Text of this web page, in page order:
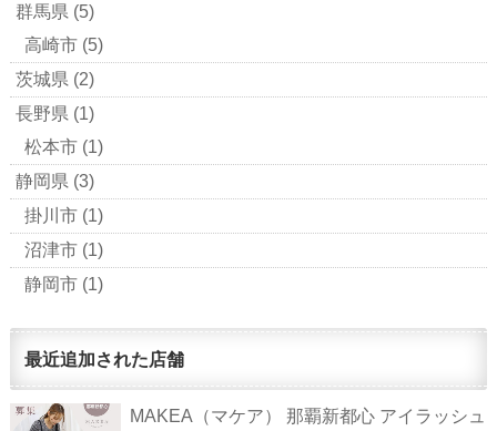
群馬県 (5)
高崎市 (5)
茨城県 (2)
長野県 (1)
松本市 (1)
静岡県 (3)
掛川市 (1)
沼津市 (1)
静岡市 (1)
最近追加された店舗
MAKEA（マケア） 那覇新都心 アイラッシュ